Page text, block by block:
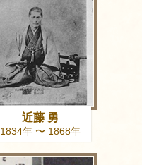
近藤 勇
1834年 〜 1868年